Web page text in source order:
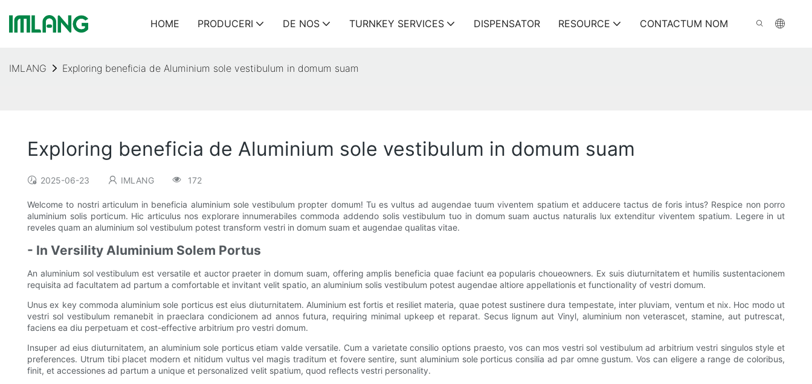
HOME PRODUCERI DE NOS TURNKEY SERVICES DISPENSATOR RESOURCE CONTACTUM NOM
IMLANG Exploring beneficia de Aluminium sole vestibulum in domum suam
Exploring beneficia de Aluminium sole vestibulum in domum suam
2025-06-23 IMLANG 172
Welcome to nostri articulum in beneficia aluminium sole vestibulum propter domum! Tu es vultus ad augendae tuum viventem spatium et adducere tactus de foris intus? Respice non porro
aluminium solis porticum. Hic articulus nos explorare innumerabiles commoda addendo solis vestibulum tuo in domum suam auctus naturalis lux extenditur viventem spatium. Legere in ut
reveles quam an aluminium sol vestibulum potest transform vestri in domum suam et augendae qualitas vitae.
- In Versility Aluminium Solem Portus
An aluminium sol vestibulum est versatile et auctor praeter in domum suam, offering amplis beneficia quae faciunt ea popularis choueowners. Ex suis diuturnitatem et humilis sustentacionem
requisita ad facultatem ad partum a comfortable et invitant velit spatio, an aluminium solis vestibulum potest augendae altiore appellationis et functionality of vestri domum.
Unus ex key commoda aluminium sole porticus est eius diuturnitatem. Aluminium est fortis et resiliet materia, quae potest sustinere dura tempestate, inter pluviam, ventum et nix. Hoc modo ut
vestri sol vestibulum remanebit in praeclara condicionem ad annos futura, requiring minimal upkeep et reparat. Secus lignum aut Vinyl, aluminium non veterascet, stamine, aut putrescat,
faciens ea diu perpetuam et cost-effective arbitrium pro vestri domum.
Insuper ad eius diuturnitatem, an aluminium sole porticus etiam valde versatile. Cum a varietate consilio options praesto, vos can mos vestri sol vestibulum ad arbitrium vestri singulos style et
preferences. Utrum tibi placet modern et nitidum vultus vel magis traditum et fovere sentire, sunt aluminium sole porticus consilia ad par omne gustum. Vos can eligere a range de coloribus,
finit, et accessiones ad partum a unique et personalized velit spatium, quod reflects vestri personality.